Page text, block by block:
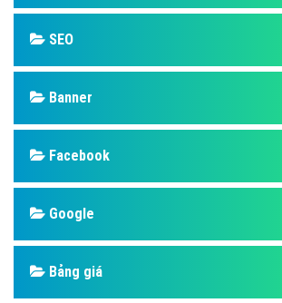
SEO
Banner
Facebook
Google
Bảng giá